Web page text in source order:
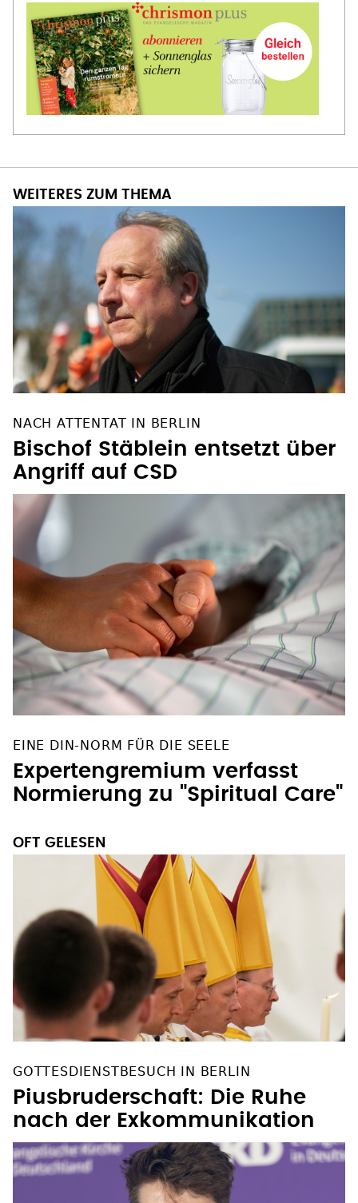
WEITERES ZUM THEMA
NACH ATTENTAT IN BERLIN
Bischof Stäblein entsetzt über
Angriff auf CSD
EINE DIN-NORM FÜR DIE SEELE
Expertengremium verfasst
Normierung zu "Spiritual Care"
OFT GELESEN
GOTTESDIENSTBESUCH IN BERLIN
Piusbruderschaft: Die Ruhe
nach der Exkommunikation